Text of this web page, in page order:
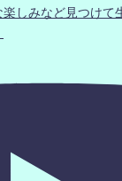
しみなど見つけて